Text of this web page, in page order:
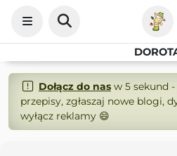
Dołącz do nasw 5 sekund -
przepisy, zgłaszaj nowe blogi,
wyłącz reklamy 😄